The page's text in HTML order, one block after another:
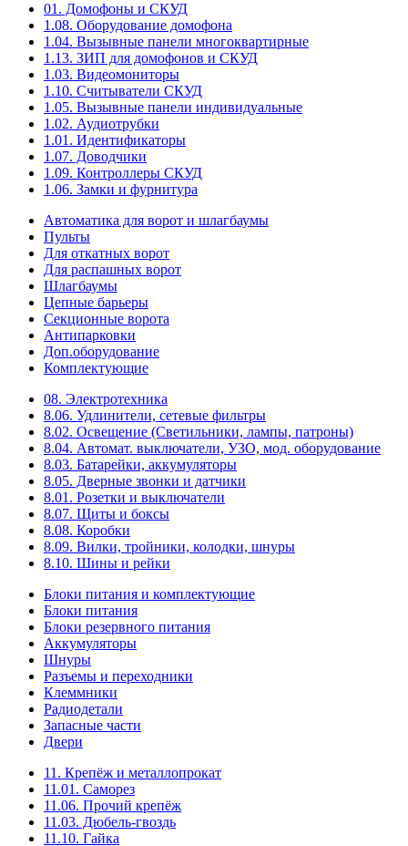
01. Домофоны и СКУД
1.08. Оборудование домофона
1.04. Вызывные панели многоквартирные
1.13. ЗИП для домофонов и СКУД
1.03. Видеомониторы
1.10. Считыватели СКУД
1.05. Вызывные панели индивидуальные
1.02. Аудиотрубки
1.01. Идентификаторы
1.07. Доводчики
1.09. Контроллеры СКУД
1.06. Замки и фурнитура
Автоматика для ворот и шлагбаумы
Пульты
Для откатных ворот
Для распашных ворот
Шлагбаумы
Цепные барьеры
Секционные ворота
Антипарковки
Доп.оборудование
Комплектующие
08. Электротехника
8.06. Удлинители, сетевые фильтры
8.02. Освещение (Светильники, лампы, патроны)
8.04. Автомат. выключатели, УЗО, мод. оборудование
8.03. Батарейки, аккумуляторы
8.05. Дверные звонки и датчики
8.01. Розетки и выключатели
8.07. Щиты и боксы
8.08. Коробки
8.09. Вилки, тройники, колодки, шнуры
8.10. Шины и рейки
Блоки питания и комплектующие
Блоки питания
Блоки резервного питания
Аккумуляторы
Шнуры
Разъемы и переходники
Клеммники
Радиодетали
Запасные части
Двери
11. Крепёж и металлопрокат
11.01. Саморез
11.06. Прочий крепёж
11.03. Дюбель-гвоздь
11.10. Гайка